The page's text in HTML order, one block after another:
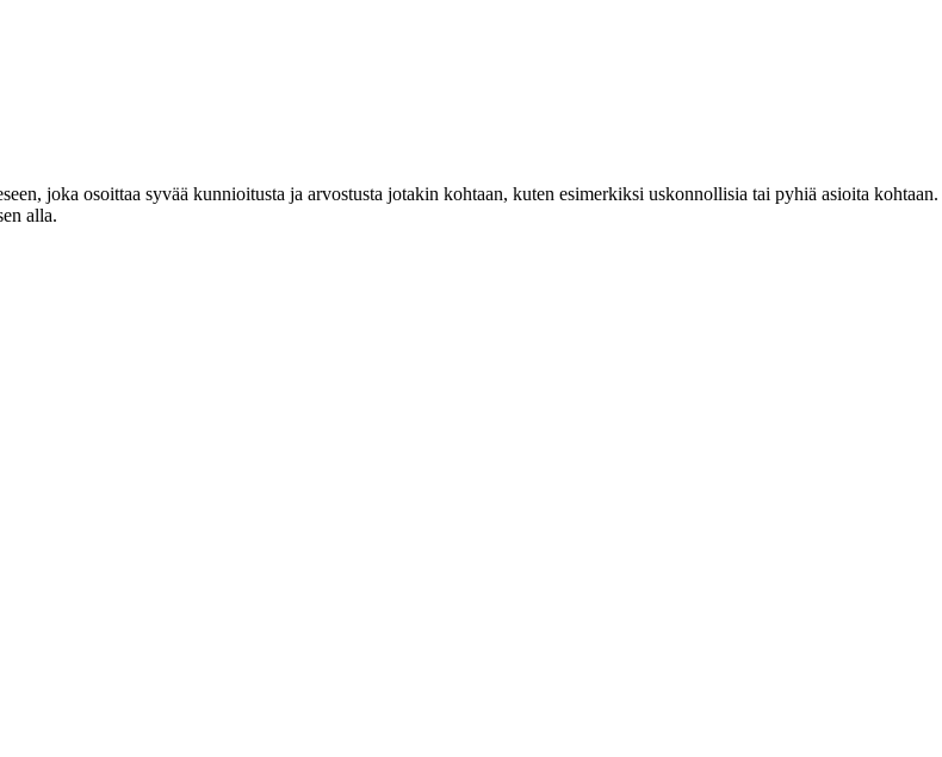
joka osoittaa syvää kunnioitusta ja arvostusta jotakin kohtaan, kuten esimerkiksi uskonnollisia tai pyhiä asioita kohtaan.
alla.